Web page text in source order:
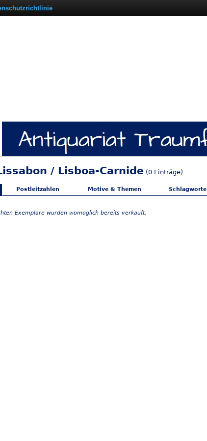
/ Lisboa-Carnide (0 Einträge)
Postleitzahlen Motive & Themen Schlagworte
Exemplare wurden womöglich bereits verkauft.